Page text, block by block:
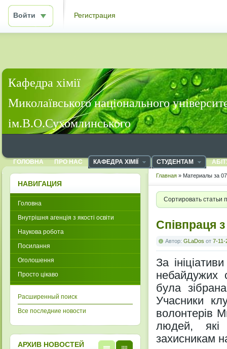
Войти Регистрация
Кафедра хімії
Миколаївського національного
ім.В.О.Сухомлинського
ГОЛОВНА ПРО НАС КАФЕДРА ХІМІЇ СТУДЕНТАМ
Главная » Материалы за
Сортировать статьи
Співпраця
Автор: GLaDos от 7-11-
За
небайдужих
була
Учасники
волонтерів
людей, які
захисникам
НАВИГАЦИЯ
Головна
Внутрішня агенція з якості освіти
Наукова робота
Посилання
Оголошення
Просто цікаво
Расширенный поиск
Все последние новости
АРХИВ НОВОСТЕЙ